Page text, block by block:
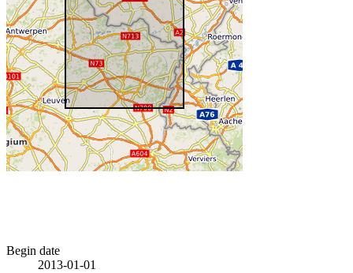
Begin date
2013-01-01